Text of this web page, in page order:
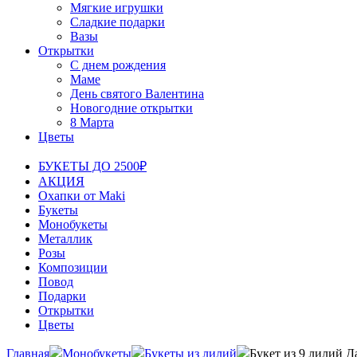
Мягкие игрушки
Сладкие подарки
Вазы
Открытки
С днем рождения
Маме
День святого Валентина
Новогодние открытки
8 Марта
Цветы
БУКЕТЫ ДО 2500₽
АКЦИЯ
Охапки от Maki
Букеты
Монобукеты
Металлик
Розы
Композиции
Повод
Подарки
Открытки
Цветы
Главная Монобукеты Букеты из лилий Букет из 9 лилий